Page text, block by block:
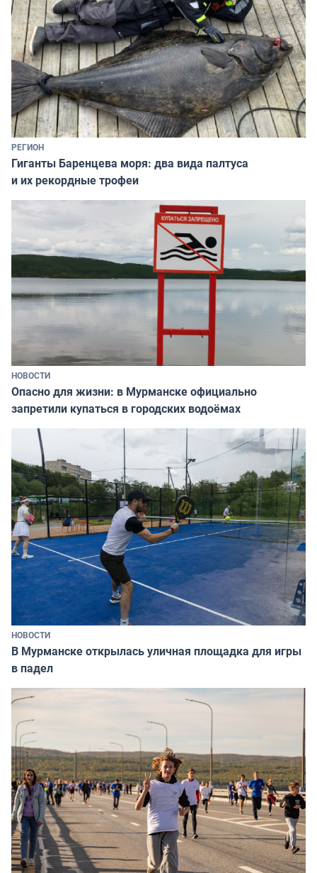
РЕГИОН
Гиганты Баренцева моря: два вида палтуса
и их рекордные трофеи
НОВОСТИ
Опасно для жизни: в Мурманске официально
запретили купаться в городских водоёмах
НОВОСТИ
В Мурманске открылась уличная площадка для игры
в падел